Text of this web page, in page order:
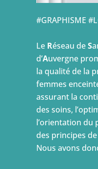
#GRAPHISME
Le Réseau deS
d’Auvergne
la qualité de la
femmes
assurant la
des soins,
l’orientation du
des principes
Nous avons